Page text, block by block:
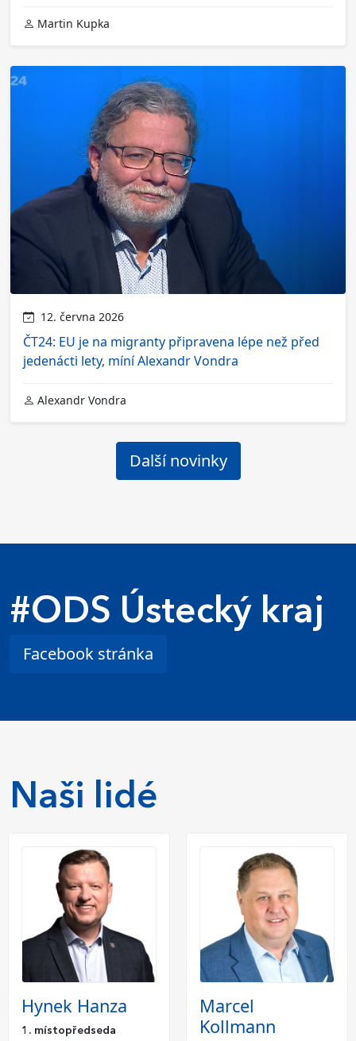
Martin Kupka
12. června 2026
ČT24: EU je na migranty připravena lépe než před
jedenácti lety, míní Alexandr Vondra
Alexandr Vondra
Další novinky
#ODS Ústecký kraj
Facebook stránka
Naši lidé
Hynek Hanza
1. místopředseda
Marcel
Kollmann